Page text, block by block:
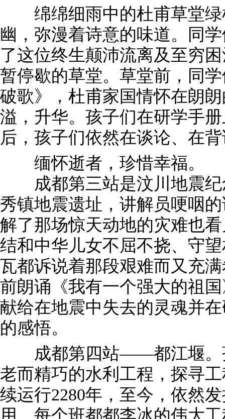
绵绵细雨中的杜甫草堂绿
幽，弥漫着诗意的味道。同
了这位终生颠沛流离及至穷
暂停歇的草堂。草堂前，同
破歌》，杜甫家国情怀在朗
溢，升华。孩子们在研学手
后，孩子们依然在谈论、在
缅怀逝者，珍惜幸福。
成都第三站是汶川地震纪
秀镇地震遗址，讲解员哽咽
解了那场惊天动地的灾难也
结和中华儿女不屈不挠、守
瓦都诉说着那段艰难而又充
前朗诵《我有一个强大的祖
献给在地震中失去的灵魂并
的感悟。
成都第四站——都江堰。
老而精巧的水利工程，探寻
续运行2280年，至今，依然
用。每个班都都李冰的伟大